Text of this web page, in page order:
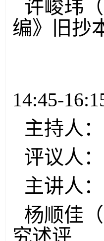
许峻玮
编》旧抄
14:45-
主持人
评议人
主讲人：
杨顺佳
究述评